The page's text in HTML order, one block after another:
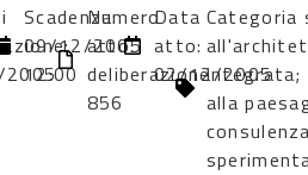
Scadenza:
09/12/2005
12:00
Numero
atto:
deliberazione
856
Data
atto:
02/12/2005
Categoria
integrata;
alla